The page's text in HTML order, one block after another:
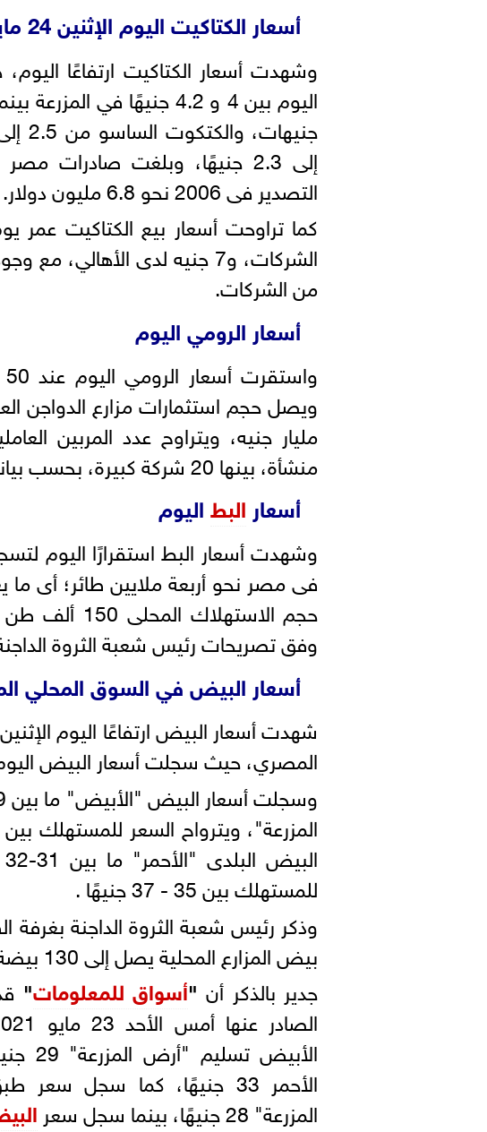
أسعار الكتاكيت اليوم الإثنين 24 مايو 2021
وشهدت أسعار الكتاكيت ارتفاعًا
إلى 2.3 جنيهًا، وبلغت
التصدير فى 2006 نحو 6.8 مليون دولار.
الشركات، و7 جنيه لدى
من الشركات.
أسعار الرومي اليوم
منشأة، بينها 20 شركة كبيرة، بحسب بيانات اتحاد منتجى الدواجن.
أسعار البطاليوم
حجم
وفق تصريحات رئيس شعبة الثروة الداجنة
أسعار البيض في السوق المحلي
المصري، حيث سجلت أسعار البيض اليوم 29 جنيهًا
للمستهلك بين 35 - 37 جنيهًا .
وذكر رئيس شعبة الثروة الداجنة بغرفة
بيض المزارع المحلية يصل إلى 130 بيضة سنويًا، بناء على آخر إحصائية.
جدير بالذكر أن "أسواق للمعلومات"
الأحمر 33 جنيهًا، كما سجل سعر طبق
المزرعة" 28 جنيهًا، بينما سجل سعر